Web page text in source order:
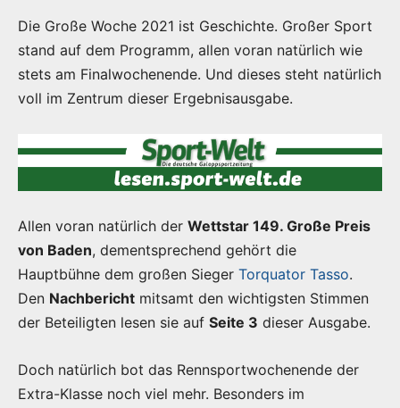
Die Große Woche 2021 ist Geschichte. Großer Sport
stand auf dem Programm, allen voran natürlich wie
stets am Finalwochenende. Und dieses steht natürlich
voll im Zentrum dieser Ergebnisausgabe.
Allen voran natürlich der Wettstar 149. Große Preis
von Baden, dementsprechend gehört die
Hauptbühne dem großen Sieger Torquator Tasso.
Den Nachbericht mitsamt den wichtigsten Stimmen
der Beteiligten lesen sie auf Seite 3 dieser Ausgabe.
Doch natürlich bot das Rennsportwochenende der
Extra-Klasse noch viel mehr. Besonders im